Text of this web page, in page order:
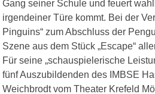
Gang seiner Schule und feuert
irgendeiner Türe kommt. Bei der
Pinguins“ zum Abschluss der
Szene aus dem Stück „Escape“
Für seine „schauspielerische
fünf Auszubildenden des IMBSE
Weichbrodt vom Theater Krefeld